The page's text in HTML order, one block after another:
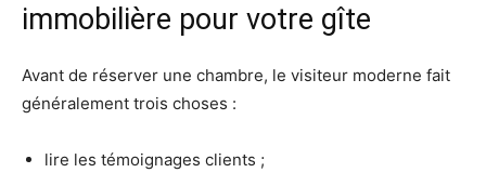
immobilière pour votre gîte
Avant de réserver une chambre, le visiteur moderne fait
généralement trois choses :
lire les témoignages clients ;